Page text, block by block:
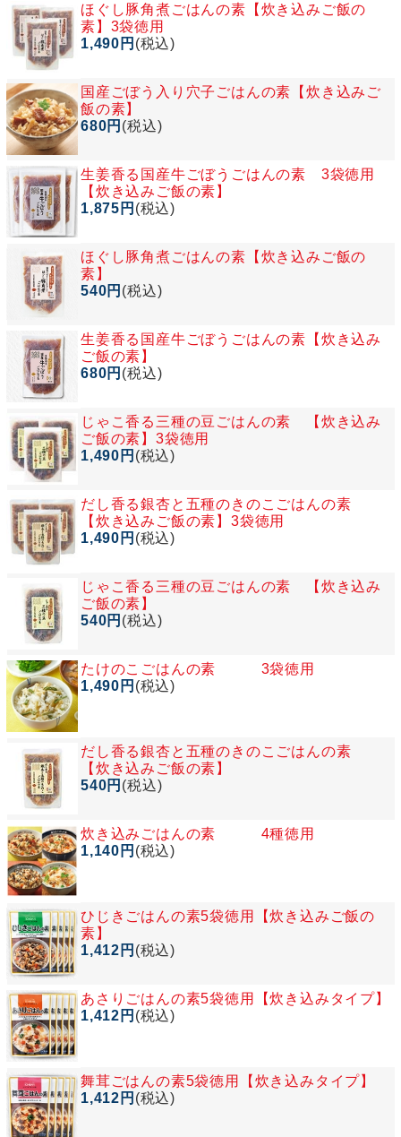
ほぐし豚角煮ごはんの素【炊き込みご飯の
素】3袋徳用
1,490円 (税込)
国産ごぼう入り穴子ごはんの素【炊き込みご
飯の素】
680円 (税込)
生姜香る国産牛ごぼうごはんの素 3袋徳用
【炊き込みご飯の素】
1,875円 (税込)
ほぐし豚角煮ごはんの素【炊き込みご飯の
素】
540円 (税込)
生姜香る国産牛ごぼうごはんの素【炊き込み
ご飯の素】
680円 (税込)
じゃこ香る三種の豆ごはんの素 【炊き込み
ご飯の素】3袋徳用
1,490円 (税込)
だし香る銀杏と五種のきのこごはんの素
【炊き込みご飯の素】3袋徳用
1,490円 (税込)
じゃこ香る三種の豆ごはんの素 【炊き込み
ご飯の素】
540円 (税込)
たけのこごはんの素 3袋徳用
1,490円 (税込)
だし香る銀杏と五種のきのこごはんの素
【炊き込みご飯の素】
540円 (税込)
炊き込みごはんの素 4種徳用
1,140円 (税込)
ひじきごはんの素5袋徳用【炊き込みご飯の
素】
1,412円 (税込)
あさりごはんの素5袋徳用【炊き込みタイプ】
1,412円 (税込)
舞茸ごはんの素5袋徳用【炊き込みタイプ】
1,412円 (税込)